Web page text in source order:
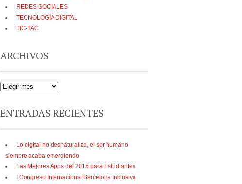
REDES SOCIALES
TECNOLOGÍA DIGITAL
TIC-TAC
ARCHIVOS
ENTRADAS RECIENTES
Lo digital no desnaturaliza, el ser humano
siempre acaba emergiendo
Las Mejores Apps del 2015 para Estudiantes
I Congreso Internacional Barcelona Inclusiva